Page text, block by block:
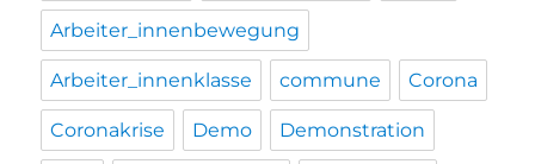
Arbeiter_innenbewegung
Arbeiter_innenklasse commune Corona
Coronakrise Demo Demonstration